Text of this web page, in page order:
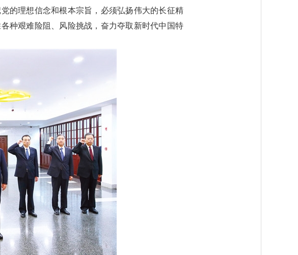
的理想信念和根本宗旨，必须弘扬伟大的长征精
种艰难险阻、风险挑战，奋力夺取新时代中国特